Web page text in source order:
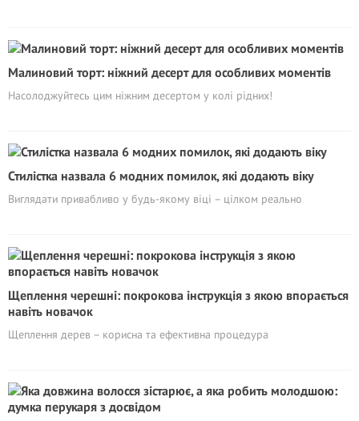
Малиновий торт: ніжний десерт для особливих моментів
Насолоджуйтесь цим ніжним десертом у колі рідних!
Стилістка назвала 6 модних помилок, які додають віку
Виглядати привабливо у будь-якому віці – цілком реально
Щеплення черешні: покрокова інструкція з якою впорається
навіть новачoк
Щеплення дерев – корисна та ефективна процедура